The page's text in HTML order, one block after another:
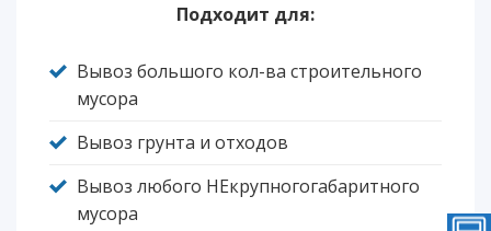
Подходит для:
Вывоз большого кол-ва строительного
мусора
Вывоз грунта и отходов
Вывоз любого НЕкрупногогабаритного
мусора